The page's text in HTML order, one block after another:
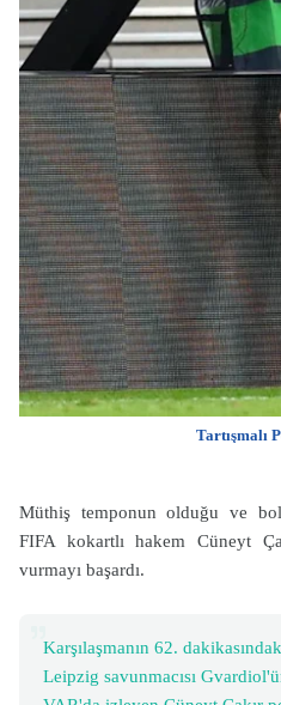
Tartışmalı
Müthiş temponun olduğu ve bol
FIFA kokartlı hakem Cüneyt
vurmayı başardı.
Karşılaşmanın 62.
Leipzig savunmacısı